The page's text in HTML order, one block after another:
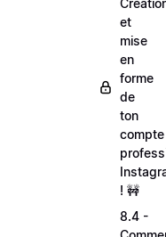
et
mise
en
forme
de
ton
compte
! 🚧
8.4 -